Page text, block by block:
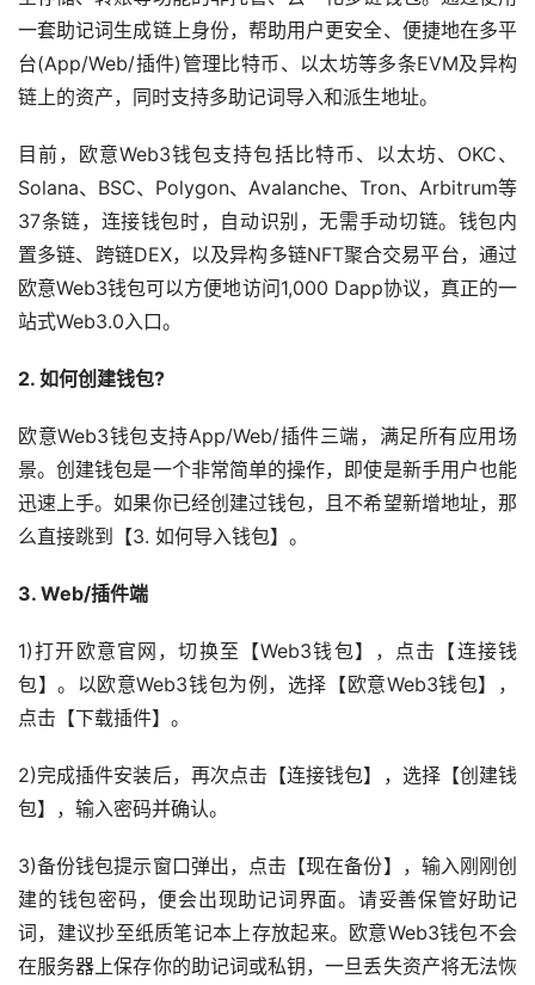
一套助记词生成链上身份，帮助用户更安全、便捷地在多平
台(App/Web/插件)管理比特币、 以太坊等多条EVM及异构
链上的资产，同时支持多助记词导入和派生地址。
目前，欧意Web3钱包支持包括比特币、以太坊、OKC、
Solana、BSC、Polygon、Avalanche、Tron、Arbitrum等
37条链，连接钱包时，自动识别，无需手动切链。钱包内
置多链、跨链DEX，以及异构多链NFT聚合交易平台，通过
欧意Web3钱包可以方便地访问1,000 Dapp协议，真正的一
站式Web3.0入口。
2. 如何创建钱包?
欧意Web3钱包支持App/Web/插件三端，满足所有应用场
景。创建钱包是一个非常简单的操作，即使是新手用户也能
迅速上手。如果你已经创建过钱包，且不希望新增地址，那
么直接跳到【3. 如何导入钱包】。
3. Web/插件端
1)打开欧意官网，切换至【Web3钱包】，点击【连接钱
包】。以欧意Web3钱包为例，选择【欧意Web3钱包】，
点击【下载插件】。
2)完成插件安装后，再次点击【连接钱包】，选择【创建钱
包】，输入密码并确认。
3)备份钱包提示窗口弹出，点击【现在备份】，输入刚刚创
建的钱包密码，便会出现助记词界面。请妥善保管好助记
词，建议抄至纸质笔记本上存放起来。欧意Web3钱包不会
在服务器上保存你的助记词或私钥，一旦丢失资产将无法恢